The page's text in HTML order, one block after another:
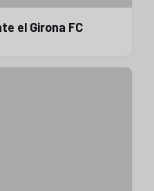
el Girona FC